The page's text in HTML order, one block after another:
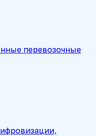
перевозочные